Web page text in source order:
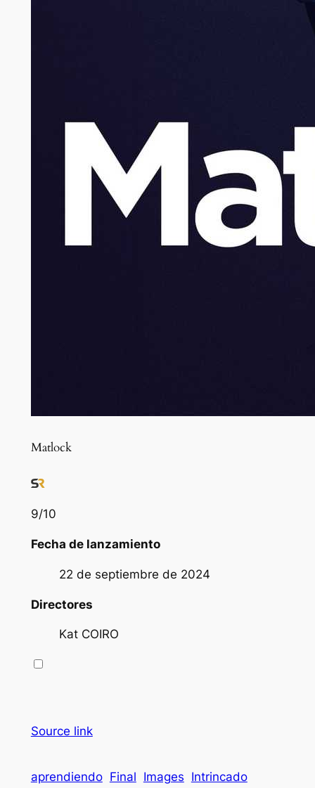
Matlock
9/10
Fecha de lanzamiento
22 de septiembre de 2024
Directores
Kat COIRO
Source link
aprendiendo Final Images Intrincado